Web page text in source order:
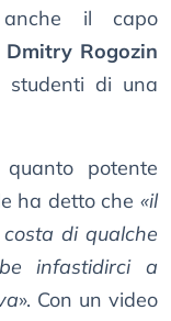
il capo
Dmitry Rogozin
studenti di una
potente
ha detto che «il
di qualche
infastidirci a
». Con un video